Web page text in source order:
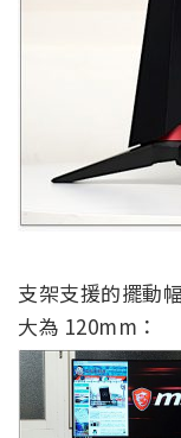
支架支援的擺動
大為 120mm：